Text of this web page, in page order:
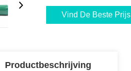
Vind De Beste Prijs
Productbeschrijving